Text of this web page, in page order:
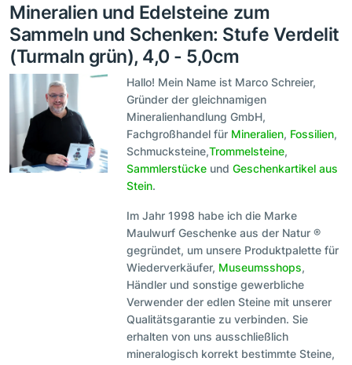
Mineralien und Edelsteine zum
Sammeln und Schenken: Stufe Verdelit
(Turmaln grün), 4,0 - 5,0cm
Hallo! Mein Name ist Marco Schreier,
Gründer der gleichnamigen
Mineralienhandlung GmbH,
Fachgroßhandel für Mineralien, Fossilien,
Schmucksteine,Trommelsteine,
Sammlerstücke undGeschenkartikel aus
Stein.
Im Jahr 1998 habe ich die Marke
Maulwurf Geschenke aus der Natur ®
gegründet, um unsere Produktpalette für
Wiederverkäufer, Museumsshops,
Händler und sonstige gewerbliche
Verwender der edlen Steine mit unserer
Qualitätsgarantie zu verbinden. Sie
erhalten von uns ausschließlich
mineralogisch korrekt bestimmte Steine,